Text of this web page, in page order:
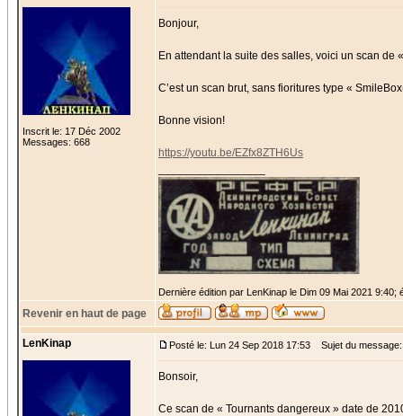
Inscrit le: 17 Déc 2002
Messages: 668
Bonjour,
En attendant la suite des salles, voici un scan
C’est un scan brut, sans fioritures type «
Bonne vision!
https://youtu.be/EZfx8ZTH6Us
Dernière édition par LenKinap le Dim 09 Mai 2021 9:40;
Revenir en haut de page
LenKinap Posté le: Lun 24 Sep 2018 17:53 Sujet du message:
Bonsoir,
Ce scan de « Tournants dangereux » date de